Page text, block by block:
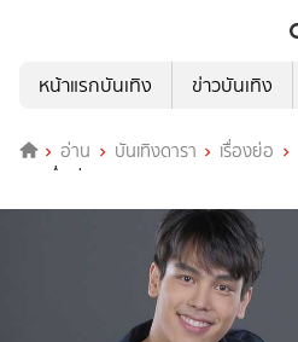
หน้าแรกบันเทิง
ข่าวบันเทิง
อ่าน บันเทิงดารา เรื่องย่อ
บานฉ่ำ ช่อง ONE31 (ตอนจบ)